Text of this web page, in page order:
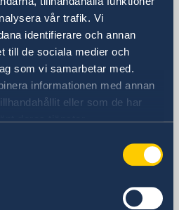
vår trafik. Vi
identifierare och annan
till de sociala medier och
som vi samarbetar med.
informationen med annan
eller som de har
deras tjänster.
Wanchai, Hong Kong
BEA Harbour View